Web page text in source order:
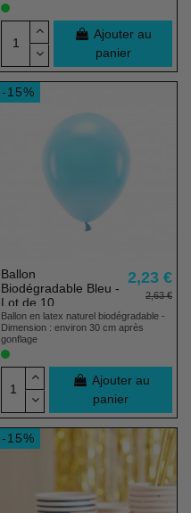
Ajouter au
panier
-15%
Ballon
Biodégradable Bleu -
Lot de 10
2,23 €
2,63 €
Ballon en latex naturel biodégradable -
Dimension : environ 30 cm après
gonflage
Ajouter au
panier
-15%